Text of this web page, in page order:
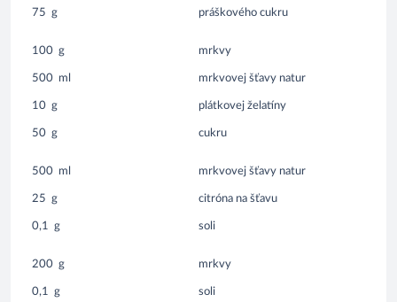
75 g práškového cukru
100 g mrkvy
500 ml mrkvovej šťavy natur
10 g plátkovej želatíny
50 g cukru
500 ml mrkvovej šťavy natur
25 g citróna na šťavu
0,1 g soli
200 g mrkvy
0,1 g soli